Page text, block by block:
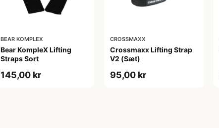
BEAR KOMPLEX
Bear KompleX Lifting
Straps Sort
145,00 kr
CROSSMAXX
Crossmaxx Lifting Strap
V2 (Sæt)
95,00 kr